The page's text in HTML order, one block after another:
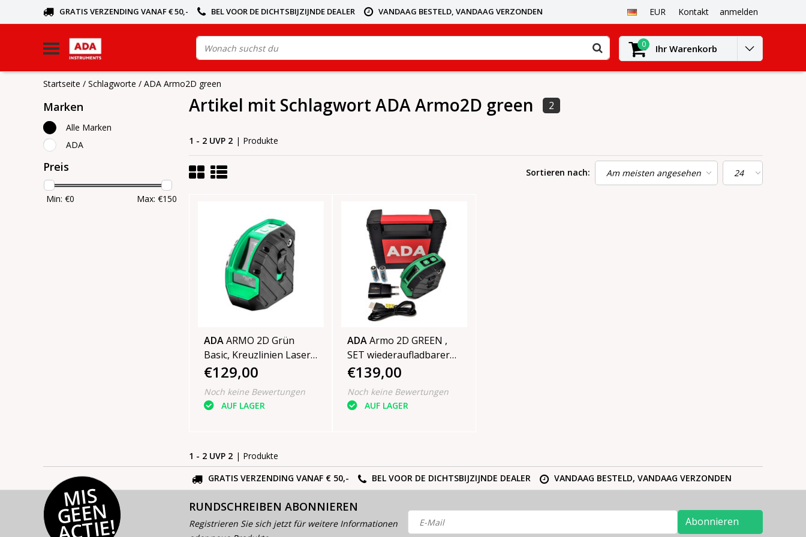
GRATIS VERZENDING VANAF € 50,- BEL VOOR DE DICHTSBIJZIJNDE DEALER VANDAAG BESTELD, VANDAAG VERZONDEN EUR Kontakt anmelden
0 Ihr Warenkorb
Startseite / Schlagworte / ADA Armo2D green
Marken
Alle Marken
ADA
Preis
Min: €0 Max: €150
Artikel mit Schlagwort ADA Armo2D green 2
1 - 2 UVP 2 | Produkte
Sortieren nach:
ADAARMO 2D Grün
Basic, Kreuzlinien Laser,
Aufladbar
€129,00
Noch keine Bewertungen
AUF LAGER
ADAArmo 2D GREEN ,
SET wiederaufladbarer
Kreuzlinienlaser im
€139,00
Noch keine Bewertungen
AUF LAGER
1 - 2 UVP 2 | Produkte
GRATIS VERZENDING VANAF € 50,-
BEL VOOR DE DICHTSBIJZIJNDE DEALER VANDAAG BESTELD, VANDAAG VERZONDEN
MI
S
G
E
E
N
A
C
TI
E!
RUNDSCHREIBEN ABONNIEREN
Registrieren Sie sich jetzt für weitere Informationen
Abonnieren